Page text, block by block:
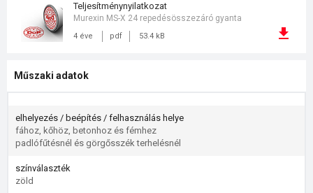
teljesítménynyilatkozat
4 éve pdf 53.4 kB
Murexin MS-X 24 repedésösszezáró gyanta
Műszaki adatok
elhelyezés / beépítés / felhasználás helye
fához, kőhöz, betonhoz és fémhez
padlófűtésnél és görgősszék terhelésnél
színválaszték
zöld